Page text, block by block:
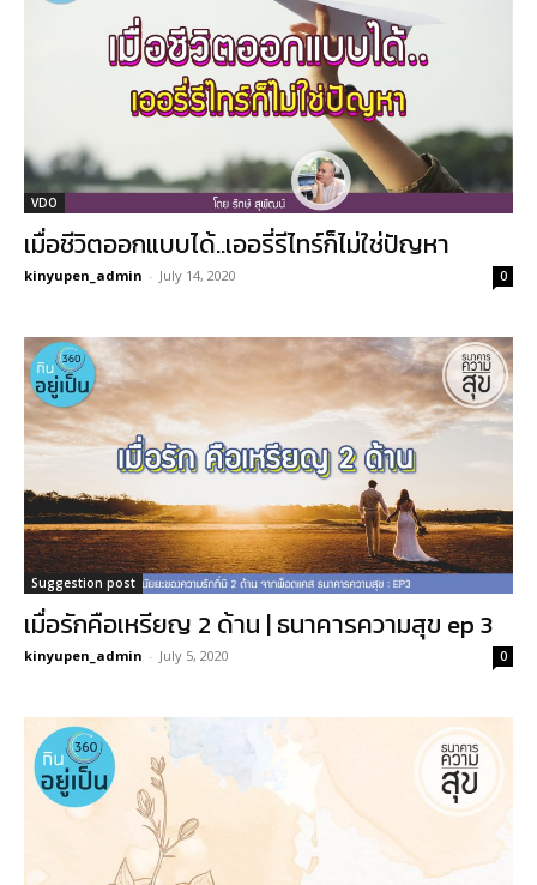
VDO
เมื่อชีวิตออกแบบได้..เออรี่รีไทร์ก็ไม่ใช่ปัญหา
kinyupen_admin - July 14, 2020 0
Suggestion post
เมื่อรักคือเหรียญ 2 ด้าน | ธนาคารความสุข ep 3
kinyupen_admin - July 5, 2020 0